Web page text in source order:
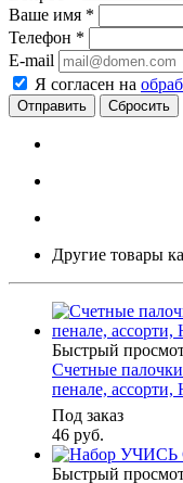
Ваше имя *
Телефон *
E-mail
Я согласен на
Сбросить
Другие товары
Быстрый
Счетные
пенале,
Под заказ
46 руб.
Быстрый